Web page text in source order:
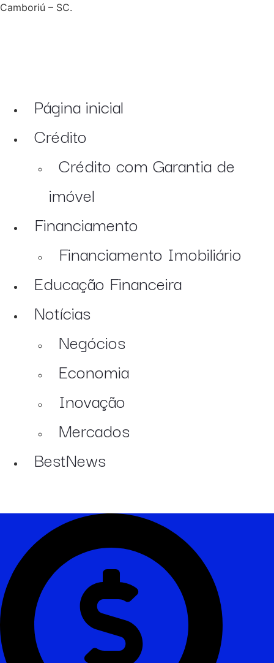
Camboriú – SC.
Página inicial
Crédito
Crédito com Garantia de
imóvel
Financiamento
Financiamento Imobiliário
Educação Financeira
Notícias
Negócios
Economia
Inovação
Mercados
BestNews